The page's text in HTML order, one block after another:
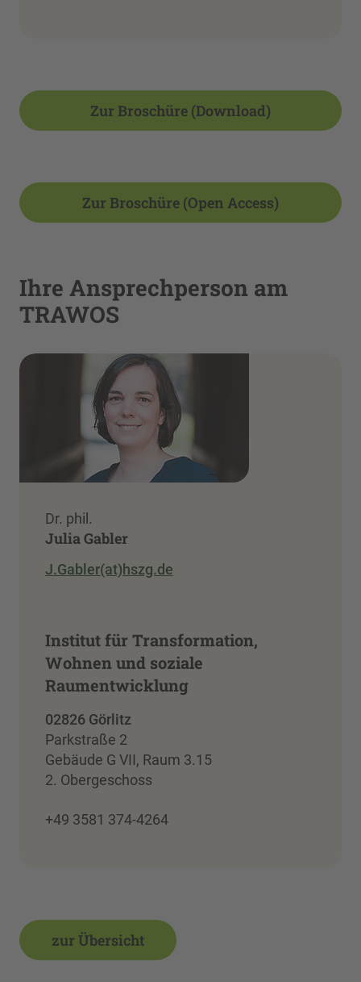
Zur Broschüre (Download)
Zur Broschüre (Open Access)
Ihre Ansprechperson am
TRAWOS
Dr. phil.
Julia Gabler
J.Gabler(at)hszg.de
Institut für Transformation,
Wohnen und soziale
Raumentwicklung
02826 Görlitz
Parkstraße 2
Gebäude G VII, Raum 3.15
2. Obergeschoss
+49 3581 374-4264
zur Übersicht